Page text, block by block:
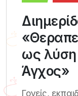
ως λύση
Άγχος»
Γονείς,